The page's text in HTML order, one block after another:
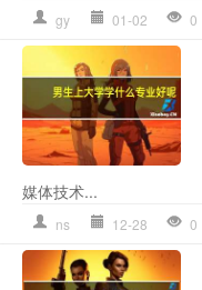
gy 01-02 0
媒体技术...
ns 12-28 0